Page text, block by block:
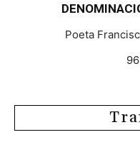
Poeta